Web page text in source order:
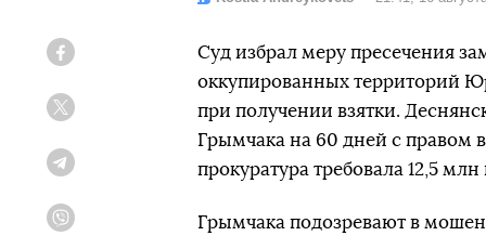
Суд избрал меру пресечения
оккупированных территорий
при получении взятки.
Грымчака на 60 дней с правом
прокуратура требовала 12,5 млн
Грымчака подозревают в